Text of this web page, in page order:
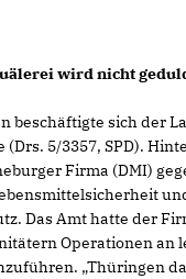
wird nicht
beschäftigte sich der
(Drs. 5/3357, SPD).
Firma (DMI)
Das Amt hatte der
Operationen an
„Thüringen